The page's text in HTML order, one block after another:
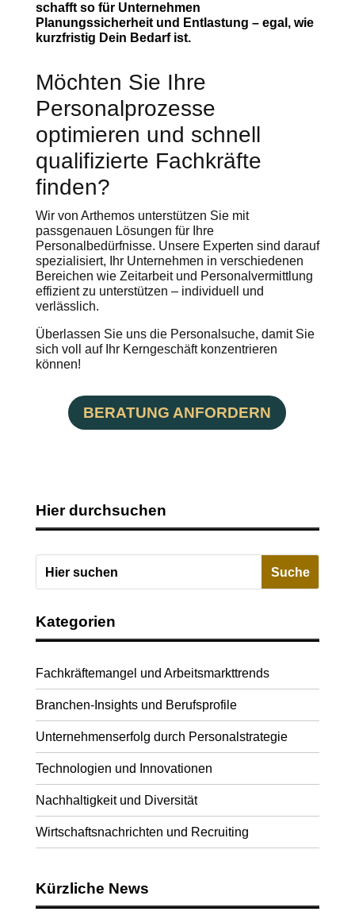
schafft so für Unternehmen
Planungssicherheit und Entlastung – egal, wie
kurzfristig Dein Bedarf ist.
Möchten Sie Ihre
Personalprozesse
optimieren und schnell
qualifizierte Fachkräfte
finden?
Wir von Arthemos unterstützen Sie mit
passgenauen Lösungen für Ihre
Personalbedürfnisse. Unsere Experten sind darauf
spezialisiert, Ihr Unternehmen in verschiedenen
Bereichen wie Zeitarbeit und Personalvermittlung
effizient zu unterstützen – individuell und
verlässlich.
Überlassen Sie uns die Personalsuche, damit Sie
sich voll auf Ihr Kerngeschäft konzentrieren
können!
BERATUNG ANFORDERN
Hier durchsuchen
Kategorien
Fachkräftemangel und Arbeitsmarkttrends
Branchen-Insights und Berufsprofile
Unternehmenserfolg durch Personalstrategie
Technologien und Innovationen
Nachhaltigkeit und Diversität
Wirtschaftsnachrichten und Recruiting
Kürzliche News